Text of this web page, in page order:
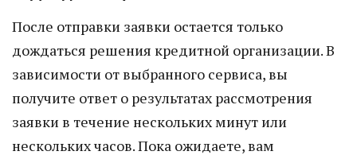
После отправки заявки остается только
дождаться решения кредитной организации. В
зависимости от выбранного сервиса, вы
получите ответ о результатах рассмотрения
заявки в течение нескольких минут или
нескольких часов. Пока ожидаете, вам